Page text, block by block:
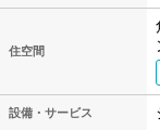
住空間
設備・サービス